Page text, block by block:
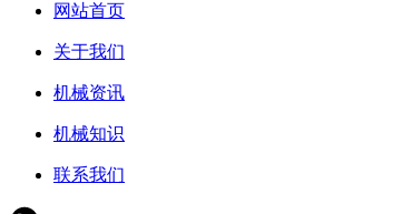
网站首页
关于我们
机械资讯
机械知识
联系我们